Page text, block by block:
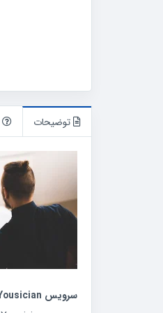
توضیحات
سرویس Yousician (یوزیشن) چطور کار می کند؟